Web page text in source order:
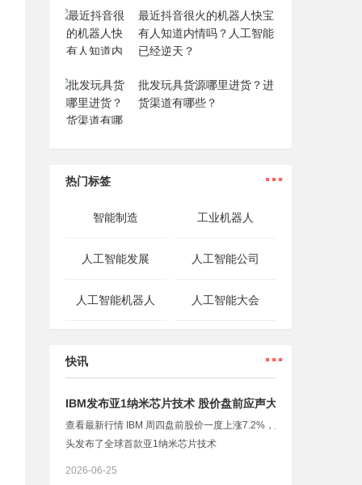
最近抖音很火的机器人快宝
有人知道内情吗？人工智能
已经逆天？
批发玩具货源哪里进货？进
货渠道有哪些？
热门标签 ...
智能制造 工业机器人
人工智能发展 人工智能公司
人工智能机器人 人工智能大会
快讯 ...
IBM发布亚1纳米芯片技术 股价盘前应声大涨
查看最新行情 IBM 周四盘前股价一度上涨7.2%，此前这家科技巨
头发布了全球首款亚1纳米芯片技术
2026-06-25